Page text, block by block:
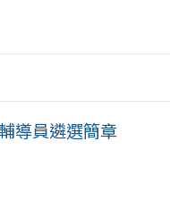
導員遴選簡章